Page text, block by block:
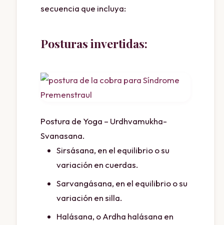
secuencia que incluya:
Posturas invertidas:
Postura de Yoga – Urdhvamukha-
Svanasana.
Sirsásana, en el equilibrio o su
variación en cuerdas.
Sarvangásana, en el equilibrio o su
variación en silla.
Halásana, o Ardha halásana en